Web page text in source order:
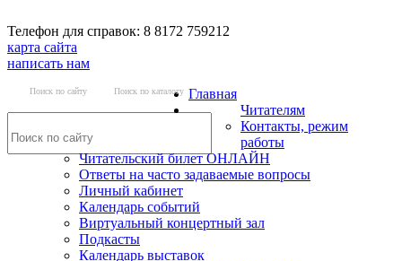
Телефон для справок: 8 8172 759212
карта сайта
написать нам
Поиск по сайту Поиск по каталогу Главная
Читателям
Контакты, режим
работы
Читательский билет ОНЛАЙН
Ответы на часто задаваемые вопросы
Личный кабинет
Календарь событий
Виртуальный концертный зал
Подкасты
Календарь выставок